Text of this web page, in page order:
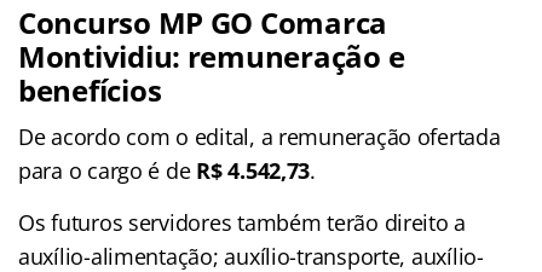
Concurso MP GO Comarca
Montividiu: remuneração e
benefícios
De acordo com o edital, a remuneração ofertada
para o cargo é de R$ 4.542,73.
Os futuros servidores também terão direito a
auxílio-alimentação; auxílio-transporte, auxílio-